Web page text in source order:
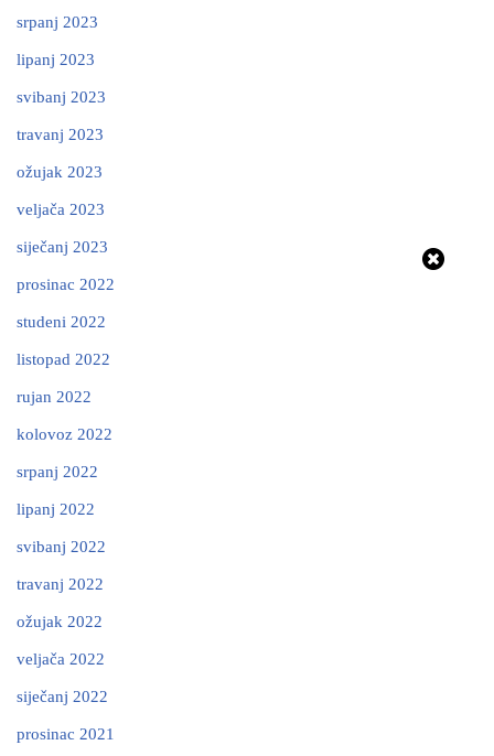
srpanj 2023
lipanj 2023
svibanj 2023
travanj 2023
ožujak 2023
veljača 2023
siječanj 2023
prosinac 2022
studeni 2022
listopad 2022
rujan 2022
kolovoz 2022
srpanj 2022
lipanj 2022
svibanj 2022
travanj 2022
ožujak 2022
veljača 2022
siječanj 2022
prosinac 2021